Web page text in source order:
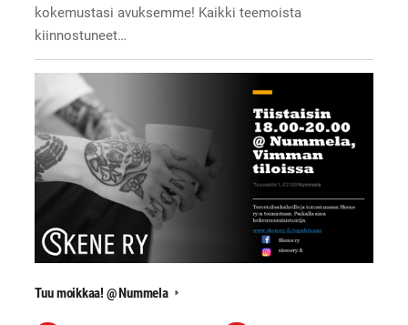
kokemustasi avuksemme! Kaikki teemoista
kiinnostuneet…
Tuu moikkaa! @ Nummela